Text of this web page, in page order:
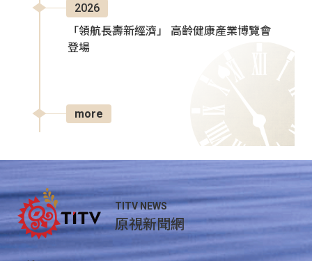
2026
「領航長壽新經濟」 高齡健康產業博覽會
登場
more
TITV NEWS
原視新聞網